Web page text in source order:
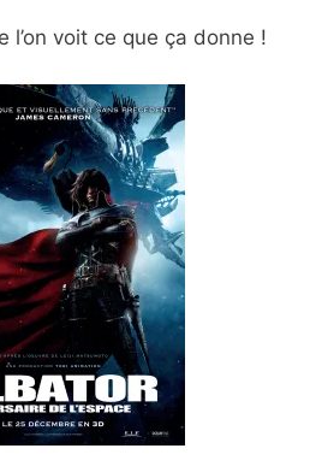
l’on voit ce que ça donne !